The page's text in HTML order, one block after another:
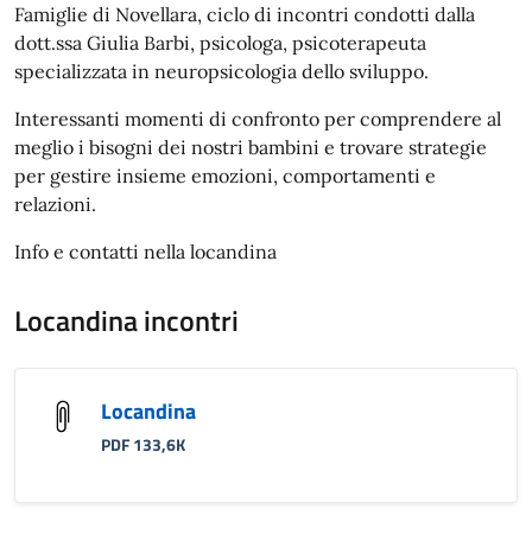
Famiglie di Novellara, ciclo di incontri condotti dalla
dott.ssa Giulia Barbi, psicologa, psicoterapeuta
specializzata in neuropsicologia dello sviluppo.
Interessanti momenti di confronto per comprendere al
meglio i bisogni dei nostri bambini e trovare strategie
per gestire insieme emozioni, comportamenti e
relazioni.
Info e contatti nella locandina
Locandina incontri
Locandina
PDF 133,6K